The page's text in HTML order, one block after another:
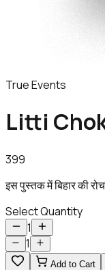
True Events
Litti
399
इस पुस्तक में बिहार की
Select Quantity
1
1
Add to Cart